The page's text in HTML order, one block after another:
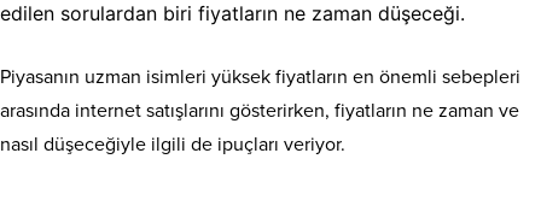
edilen sorulardan biri fiyatların ne zaman düşeceği.
Piyasanın uzman isimleri yüksek fiyatların en önemli sebepleri
arasında internet satışlarını gösterirken, fiyatların ne zaman ve
nasıl düşeceğiyle ilgili de ipuçları veriyor.